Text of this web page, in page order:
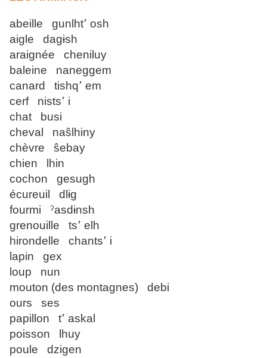
abeille gunlht՚ osh
aigle dagɨsh
araignée cheniluy
baleine naneggem
canard tishq՚ em
cerf nists՚ i
chat busi
cheval naŝlhiny
chèvre ŝebay
chien lhin
cochon gesugh
écureuil dlɨg
fourmi ˀasdɨnsh
grenouille ts՚ elh
hirondelle chants՚ i
lapin gex
loup nun
mouton (des montagnes) debi
ours ses
papillon t՚ askal
poisson lhuy
poule dzigen